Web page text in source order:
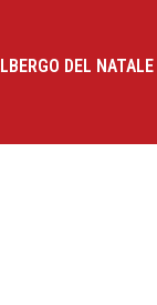
DEL NATALE